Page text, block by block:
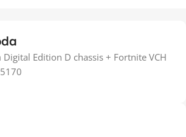
Edition D chassis + Fortnite VCH